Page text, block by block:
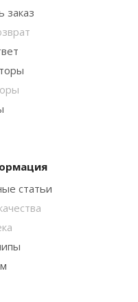
заказ
статьи